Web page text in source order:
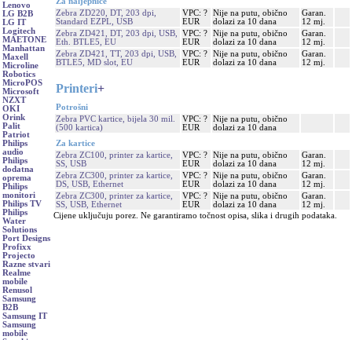
Lenovo
LG B2B
LG IT
Logitech
MAETONE
Manhattan
Maxell
Microline
Robotics
MicroPOS
Microsoft
NZXT
OKI
Orink
Palit
Patriot
Philips
audio
Philips
dodatna
oprema
Philips
monitori
Philips TV
Philips
Water
Solutions
Port Designs
Profixx
Projecto
Razne stvari
Realme
mobile
Renusol
Samsung
B2B
Samsung IT
Samsung
mobile
Zebra ZD220, DT, 203 dpi,
Standard EZPL, USB
VPC: ?
EUR
Nije na putu, obično
dolazi za 10 dana
Garan.
12 mj.
Zebra ZD421, DT, 203 dpi, USB,
Eth. BTLE5, EU
VPC: ?
EUR
Nije na putu, obično
dolazi za 10 dana
Garan.
12 mj.
Zebra ZD421, TT, 203 dpi, USB,
BTLE5, MD slot, EU
VPC: ?
EUR
Nije na putu, obično
dolazi za 10 dana
Garan.
12 mj.
Printeri+
Potrošni
Zebra PVC kartice, bijela 30 mil.
(500 kartica)
VPC: ?
EUR
Nije na putu, obično
dolazi za 10 dana
Za kartice
Zebra ZC100, printer za kartice,
SS, USB
VPC: ?
EUR
Nije na putu, obično
dolazi za 10 dana
Garan.
12 mj.
Zebra ZC300, printer za kartice,
DS, USB, Ethernet
VPC: ?
EUR
Nije na putu, obično
dolazi za 10 dana
Garan.
12 mj.
Zebra ZC300, printer za kartice,
SS, USB, Ethernet
VPC: ?
EUR
Nije na putu, obično
dolazi za 10 dana
Garan.
12 mj.
Cijene uključuju porez. Ne garantiramo točnost opisa, slika i drugih podataka.